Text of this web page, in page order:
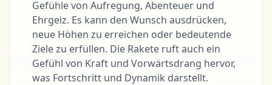
Gefühle von Aufregung, Abenteuer und
Ehrgeiz. Es kann den Wunsch ausdrücken,
neue Höhen zu erreichen oder bedeutende
Ziele zu erfüllen. Die Rakete ruft auch ein
Gefühl von Kraft und Vorwärtsdrang hervor,
was Fortschritt und Dynamik darstellt.